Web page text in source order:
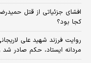
افشای جزئیاتی از قتل
کجا بود؟
روایت فرزند شهید علی
مردانه ایستاد، حکم صادر